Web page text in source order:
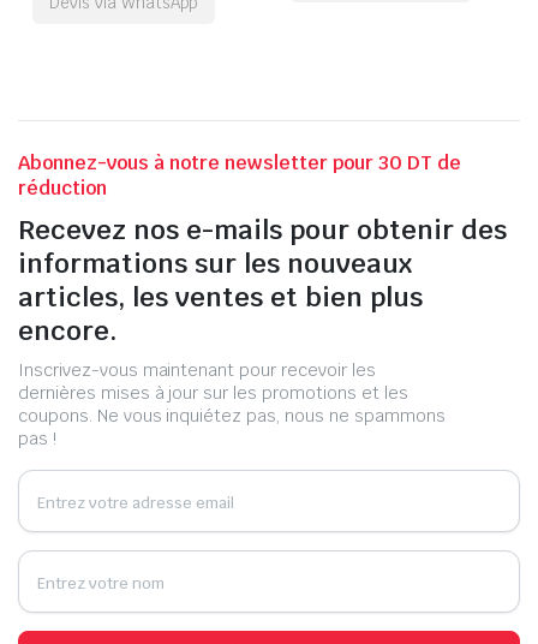
Abonnez-vous à notre newsletter pour 30 DT de
réduction
Recevez nos e-mails pour obtenir des
informations sur les nouveaux
articles, les ventes et bien plus
encore.
Inscrivez-vous maintenant pour recevoir les
dernières mises à jour sur les promotions et les
coupons. Ne vous inquiétez pas, nous ne spammons
pas !